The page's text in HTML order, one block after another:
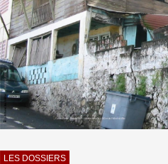
LES DOSSIERS